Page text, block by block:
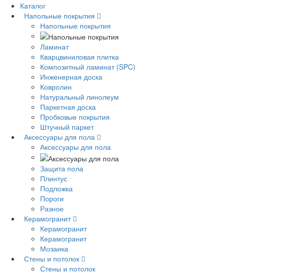
Каталог
Напольные покрытия
Напольные покрытия
Ламинат
Кварцвиниловая плитка
Композитный ламинат (SPC)
Инженерная доска
Ковролин
Натуральный линолеум
Паркетная доска
Пробковые покрытия
Штучный паркет
Аксессуары для пола
Аксессуары для пола
Защита пола
Плинтус
Подложка
Пороги
Разное
Керамогранит
Керамогранит
Керамогранит
Мозаика
Стены и потолок
Стены и потолок